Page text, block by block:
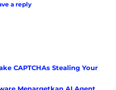
a reply
CAPTCHAs Stealing Your